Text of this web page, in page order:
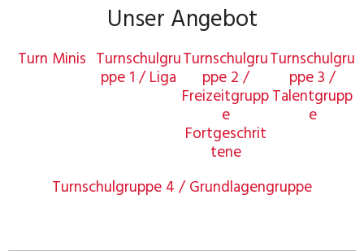
Unser Angebot
Turn Minis Turnschulgru
ppe 1 / Liga
Turnschulgru
ppe 2 /
Freizeitgrupp
e
Fortgeschrit
tene
Turnschulgru
ppe 3 /
Talentgrupp
e
Turnschulgruppe 4 / Grundlagengruppe